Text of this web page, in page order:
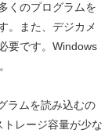
くのプログラムを
。また、デジカメ
要です。Windows
ラムを読み込むの
レージ容量が少な